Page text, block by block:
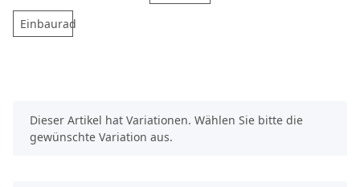
Einbaurad
x
Dieser Artikel hat Variationen. Wählen Sie bitte die
gewünschte Variation aus.